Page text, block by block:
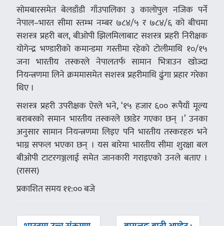
सोमबारसमेत बेलडाँडी गाँउपालिका ३ कालोपुल नजिक पर्ने
नेपाल–भारत सीमा स्तम्भ नम्बर ७८४/५ र ७८४/६ को बीचमा
सशस्त्र प्रहरी बल, बीओपी झिलमिलाबाट सशस्त्र प्रहरी निरीक्षक
योगेन्द्र भण्डारीको कमान्डमा गस्तीमा रहेको टोलीमाथि १०/१५
जना भारतीय तस्करले नेपालतर्फ सामान भित्राउन खोज्दा
नियन्त्रणमा लिने क्रममासमेत सशस्त्र प्रहरीमाथि ढुंगा प्रहार गरेका
थिए ।
सशस्त्र प्रहरी उपरीक्षक ऐरले भने, ‘१५ हजार ६०० रूपैयाँ मूल्य
बराबरको समान भारतीय तस्करले छाडेर गएका छन् ।’ उनका
अनुसार सामान नियन्त्रणमा लिइए पनि भारतीय तस्करहरु भने
भाग्न सफल भएका छन् । यस बारेमा भारतीय सीमा शुरक्षा बल
बीओपी टाटरगञ्जलाई समेत जानकारी गराइएको उनले बताए ।
(रासस)
प्रकाशित समय ११:०० बजे